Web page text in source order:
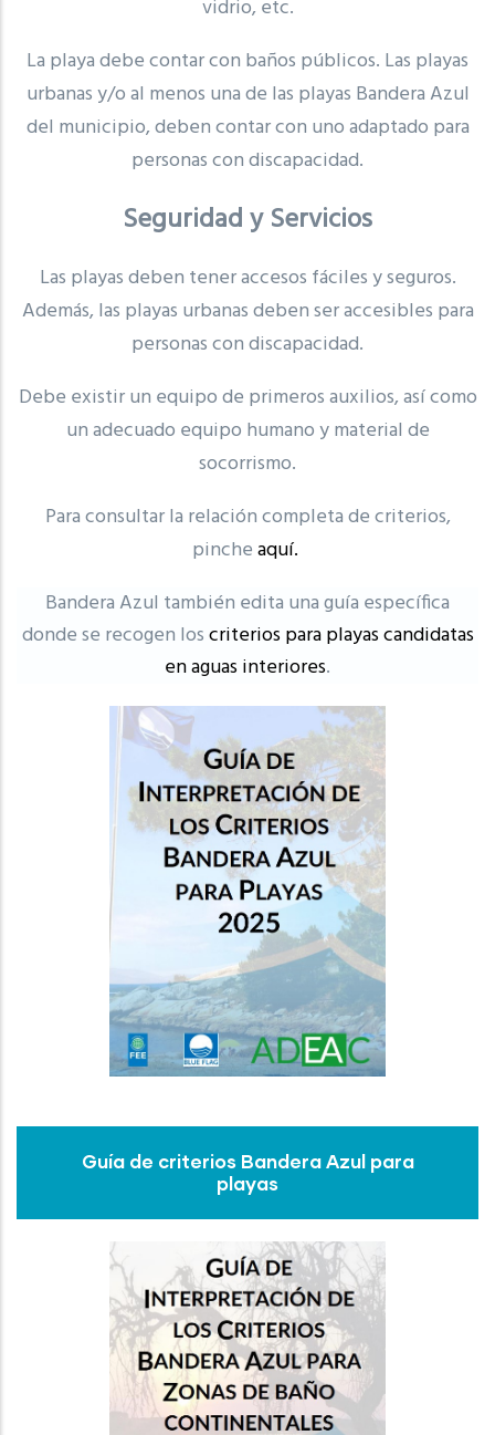
vidrio, etc.
La playa debe contar con baños públicos. Las playas
urbanas y/o al menos una de las playas Bandera Azul
del municipio, deben contar con uno adaptado para
personas con discapacidad.
Seguridad y Servicios
Las playas deben tener accesos fáciles y seguros.
Además, las playas urbanas deben ser accesibles para
personas con discapacidad.
Debe existir un equipo de primeros auxilios, así como
un adecuado equipo humano y material de
socorrismo.
Para consultar la relación completa de criterios,
pincheaquí.
Bandera Azul también edita una guía específica
donde se recogen loscriterios para playas candidatas
en aguas interiores.
Guía de criterios Bandera Azul para
playas